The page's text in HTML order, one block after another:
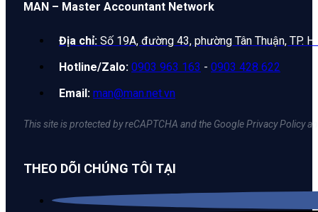
MAN – Master Accountant Network
Địa chỉ: Số 19A, đường 43, phường Tân Thuận, TP.
Hotline/Zalo: 0903 963 163 - 0903 428 622
Email: man@man.net.vn
This site is protected by reCAPTCHA and the Google Privacy Policy
THEO DÕI CHÚNG TÔI TẠI